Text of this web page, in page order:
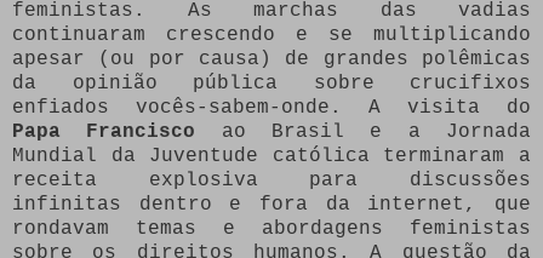
feministas. As marchas das vadias
continuaram crescendo e se multiplicando
apesar (ou por causa) de grandes polêmicas
da opinião pública sobre crucifixos
enfiados vocês-sabem-onde. A visita do
Papa Francisco ao Brasil e a Jornada
Mundial da Juventude católica terminaram a
receita explosiva para discussões
infinitas dentro e fora da internet, que
rondavam temas e abordagens feministas
sobre os direitos humanos. A questão da